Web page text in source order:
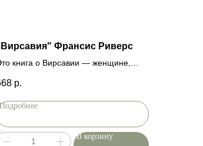
Франсис Риверс
книга о Вирсавии — женщине,
романов серии «Родословная
благодати». Это романы о женщинах,
Богом. Каждая из них
в экстраординарные, даже
ситуации. Каждая из них
р.
Подробнее
В корзину